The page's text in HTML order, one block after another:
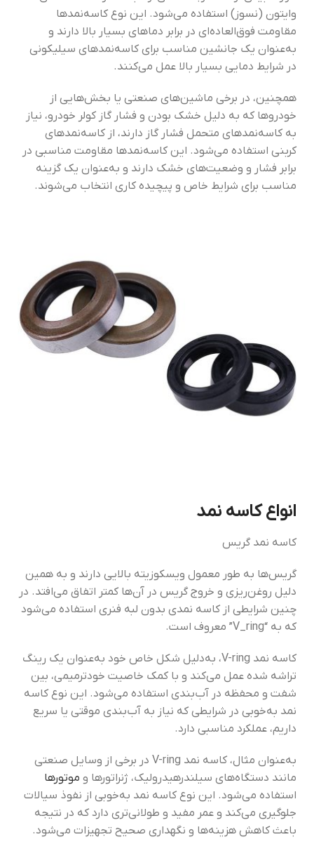
وایتون (نسوز) استفاده می‌شود. این نوع کاسه‌نمد‌ها
مقاومت فوق‌العاده‌ای در برابر دماهای بسیار بالا دارند و
به‌عنوان یک جانشین مناسب برای کاسه‌نمد‌های سیلیکونی
در شرایط دمایی بسیار بالا عمل می‌کنند.
همچنین، در برخی ماشین‌های صنعتی یا بخش‌هایی از
خودروها که به دلیل خشک بودن و فشار گاز کولر خودرو، نیاز
به کاسه‌نمد‌های متحمل فشار گاز دارند، از کاسه‌نمد‌های
کربنی استفاده می‌شود. این کاسه‌نمد‌ها مقاومت مناسبی در
برابر فشار و وضعیت‌های خشک دارند و به‌عنوان یک گزینه
مناسب برای شرایط خاص و پیچیده کاری انتخاب می‌شوند.
انواع کاسه نمد
کاسه نمد گریس
گریس‌ها به طور معمول ویسکوزیته بالایی دارند و به همین
دلیل روغن‌ریزی و خروج گریس در آن‌ها کمتر اتفاق می‌افتد. در
چنین شرایطی از کاسه نمدی بدون لبه فنری استفاده می‌شود
که به “V_ring” معروف است.
کاسه نمد V-ring، به‌دلیل شکل خاص خود به‌عنوان یک رینگ
تراشه شده عمل می‌کند و با کمک خاصیت خودترمیمی، بین
شفت و محفظه در آب‌بندی استفاده می‌شود. این نوع کاسه
نمد به‌خوبی در شرایطی که نیاز به آب‌بندی موقتی یا سریع
داریم، عملکرد مناسبی دارد.
به‌عنوان مثال، کاسه نمد V-ring در برخی از وسایل صنعتی
مانند دستگاه‌های سیلندرهیدرولیک، ژنراتورها و موتورها
استفاده می‌شود. این نوع کاسه نمد به‌خوبی از نفوذ سیالات
جلوگیری می‌کند و عمر مفید و طولانی‌تری دارد که در نتیجه
باعث کاهش هزینه‌ها و نگهداری صحیح تجهیزات می‌شود.